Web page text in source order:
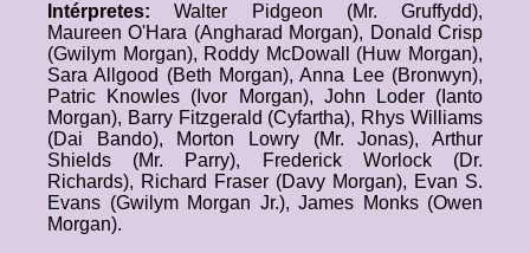
Intérpretes:Walter Pidgeon (Mr. Gruffydd),
Maureen O'Hara (Angharad Morgan), Donald Crisp
(Gwilym Morgan), Roddy McDowall (Huw Morgan),
Sara Allgood (Beth Morgan), Anna Lee (Bronwyn),
Patric Knowles (Ivor Morgan), John Loder (Ianto
Morgan), Barry Fitzgerald (Cyfartha), Rhys Williams
(Dai Bando), Morton Lowry (Mr. Jonas), Arthur
Shields (Mr. Parry), Frederick Worlock (Dr.
Richards), Richard Fraser (Davy Morgan), Evan S.
Evans (Gwilym Morgan Jr.), James Monks (Owen
Morgan).